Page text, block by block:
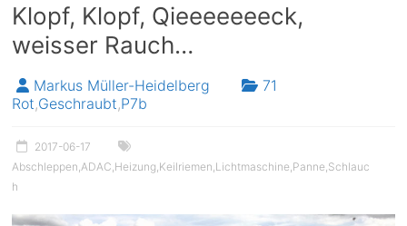
Klopf, Klopf, Qieeeeeeeck,
weisser Rauch…
Markus Müller-Heidelberg
71
Rot,Geschraubt,P7b
2017-06-17
Abschleppen ADAC Heizung Keilriemen Lichtmaschine Panne Schlauc
h